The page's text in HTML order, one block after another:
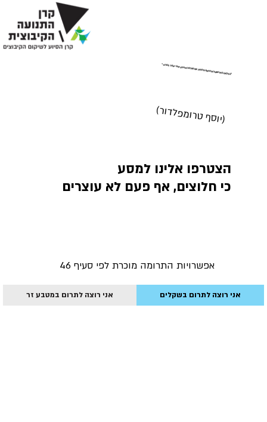
הצטרפו אלינו למסע
כי חלוצים, אף פעם לא עוצרים
אפשרויות התרומה מוכרת לפי סעיף 46
"במקום בו תחרוש המחרשה היהודית את התלם האחרון, שם יעבור גבולנו."
(יוסף טרומפלדור)
אני רוצה לתרום בשקלים אני רוצה לתרום במטבע זר